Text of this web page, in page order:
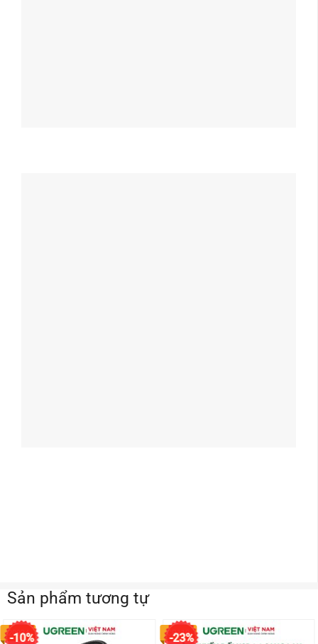
Sản phẩm tương tự
20934
-10% CR110
-23%